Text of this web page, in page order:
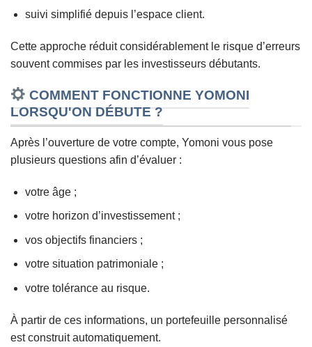
suivi simplifié depuis l’espace client.
Cette approche réduit considérablement le risque d’erreurs
souvent commises par les investisseurs débutants.
COMMENT FONCTIONNE YOMONI
LORSQU'ON DÉBUTE ?
Après l’ouverture de votre compte, Yomoni vous pose
plusieurs questions afin d’évaluer :
votre âge ;
votre horizon d’investissement ;
vos objectifs financiers ;
votre situation patrimoniale ;
votre tolérance au risque.
À partir de ces informations, un portefeuille personnalisé
est construit automatiquement.